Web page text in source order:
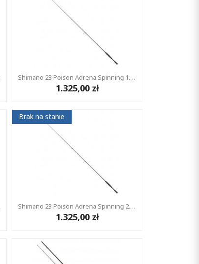
Shimano 23 Poison Adrena Spinning 1.98m 3-10g 2cz
1.325,00 zł
Brak na stanie
Shimano 23 Poison Adrena Spinning 2.13m 3-12g 2cz
1.325,00 zł